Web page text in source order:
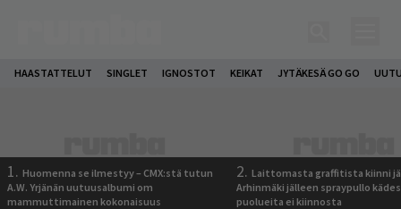
HAASTATTELUT SINGLET IGNOSTOT KEIKAT JYTÄKESÄ GO GO
1. Huomenna se ilmestyy – CMX:stä tutun
A.W. Yrjänän uutuusalbumi om
mammuttimainen kokonaisuus
2. Laittomasta graffitista kiinni
Arhinmäki jälleen spraypullo
puolueita ei kiinnosta